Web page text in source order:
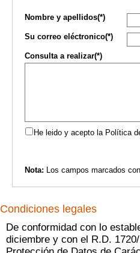
Nombre y apellidos(*)
Su correo eléctronico(*)
Consulta a realizar(*)
He leido y acepto la Política
Nota: Los campos marcados
Condiciones legales
De conformidad con lo
diciembre y con el R.D.